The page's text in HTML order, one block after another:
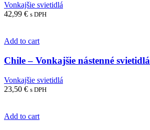
Vonkajšie svietidlá
42,99 € s DPH
Add to cart
Chile – Vonkajšie nástenné svietidlá
Vonkajšie svietidlá
23,50 € s DPH
Add to cart